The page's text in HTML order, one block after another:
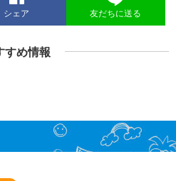
シェア 友だちに送る
すめ情報